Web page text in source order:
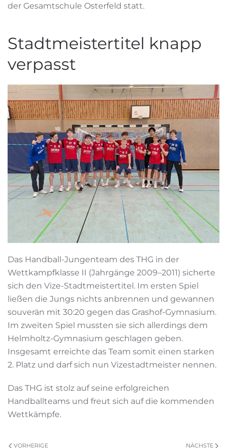
der Gesamtschule Osterfeld statt.
Stadtmeistertitel knapp
verpasst
Das Handball-Jungenteam des THG in der
Wettkampfklasse II (Jahrgänge 2009–2011) sicherte
sich den Vize-Stadtmeistertitel. Im ersten Spiel
ließen die Jungs nichts anbrennen und gewannen
souverän mit 30:20 gegen das Grashof-Gymnasium.
Im zweiten Spiel mussten sie sich allerdings dem
Helmholtz-Gymnasium geschlagen geben.
Insgesamt erreichte das Team somit einen starken
2. Platz und darf sich nun Vizestadtmeister nennen.
Das THG ist stolz auf seine erfolgreichen
Handballteams und freut sich auf die kommenden
Wettkämpfe.
VORHERIGE NÄCHSTE